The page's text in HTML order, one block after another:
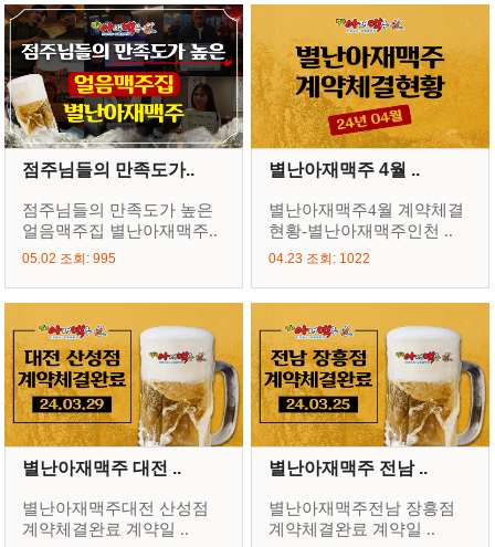
점주님들의 만족도가..
점주님들의 만족도가 높은
얼음맥주집 별난아재맥주..
05.02 조회: 995
별난아재맥주 4월 ..
별난아재맥주4월 계약체결
현황-별난아재맥주인천 ..
04.23 조회: 1022
별난아재맥주 대전 ..
별난아재맥주대전 산성점
계약체결완료 계약일 ..
별난아재맥주 전남 ..
별난아재맥주전남 장흥점
계약체결완료 계약일 ..